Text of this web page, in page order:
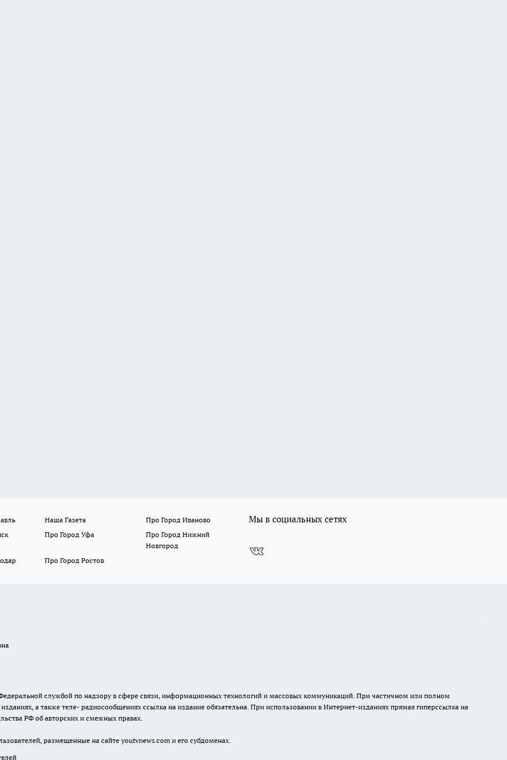
Наша Газета
Про Город Иваново
Про Город Уфа
Про Город Нижний
Новгород
Про Город Ростов
Мы в социальных сетях
службой по надзору в сфере связи, информационных технологий и массовых коммуникаций. При частичном или полном
а также теле- радиосообщениях ссылка на издание обязательна. При использовании в Интернет-изданиях прямая гиперссылка на
РФ об авторских и смежных правах.
размещенные на сайте youtvnews.com и его субдоменах.